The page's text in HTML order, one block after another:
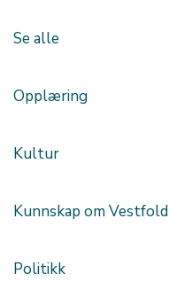
Se alle
Opplæring
Kultur
Kunnskap om Vestfold
Politikk